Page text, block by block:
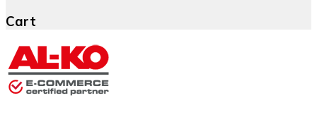
Cart